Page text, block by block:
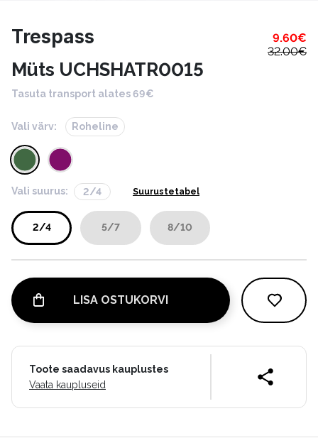
Trespass 9.60€
32.00€
Müts UCHSHATR0015
Tasuta transport alates 69€
Vali värv: Roheline
Vali suurus: 2/4 Suurustetabel
2/4 5/7 8/10
LISA OSTUKORVI
Toote saadavus kauplustes
Vaata kaupluseid